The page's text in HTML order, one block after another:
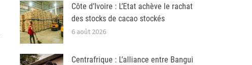
Côte d’Ivoire : L’Etat achève le rachat
des stocks de cacao stockés
6 août 2026
Centrafrique : L’alliance entre Bangui